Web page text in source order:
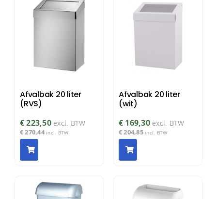
Afvalbak 20 liter
(RVS)
€223,50 excl. BTW
€270,44 incl. BTW
Afvalbak 20 liter
(wit)
€ 169,30 excl. BTW
€204,85 incl. BTW